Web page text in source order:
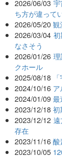
2026/06/03
ち方が違って
2026/05/20 観
2026/03/04
なさそう
2026/01/26
クホール
2025/08/18
2024/10/16
2024/01/09 最
2023/12/18 初
2023/12/12
存在
2023/11/16 酸
2023/10/05